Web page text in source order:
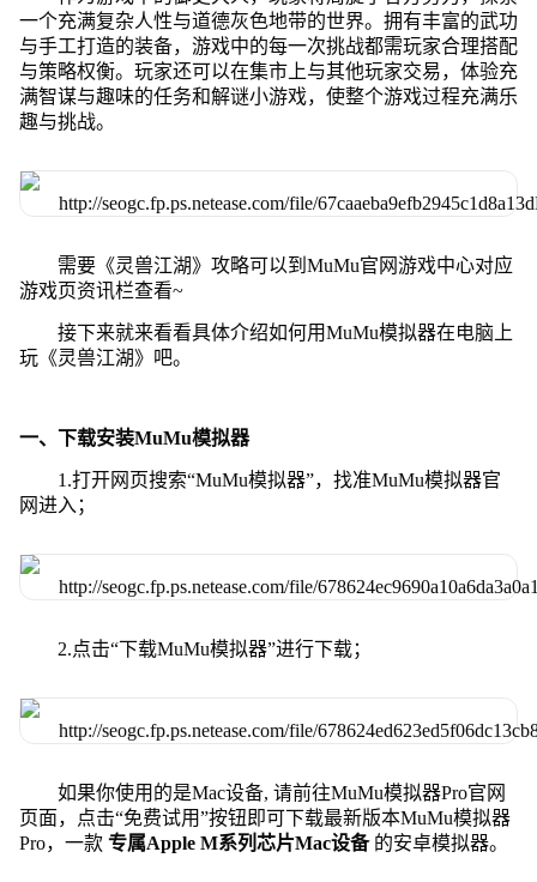
一个充满复杂人性与道德灰色地带的世界。拥有丰富的武功
与手工打造的装备，游戏中的每一次挑战都需玩家合理搭配
与策略权衡。玩家还可以在集市上与其他玩家交易，体验充
满智谋与趣味的任务和解谜小游戏，使整个游戏过程充满乐
趣与挑战。
需要《灵兽江湖》攻略可以到MuMu官网游戏中心对应
游戏页资讯栏查看~
接下来就来看看具体介绍如何用MuMu模拟器在电脑上
玩《灵兽江湖》吧。
一、下载安装MuMu模拟器
1.打开网页搜索“MuMu模拟器”，找准MuMu模拟器官
网进入；
2.点击“下载MuMu模拟器”进行下载；
如果你使用的是Mac设备, 请前往MuMu模拟器Pro官网
页面，点击“免费试用”按钮即可下载最新版本MuMu模拟器
Pro，一款 专属Apple M系列芯片Mac设备 的安卓模拟器。